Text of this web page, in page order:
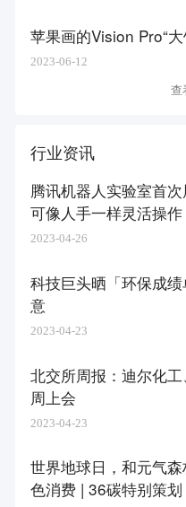
苹果画的Vision Pro“
2023-06-12
查
行业资讯
腾讯机器人实验室首
可像人手一样灵活操作
2023-04-26
科技巨头晒「环保成
意
2023-04-23
北交所周报：迪尔化
周上会
2023-04-23
世界地球日，和元气
色消费 | 36碳特别策划